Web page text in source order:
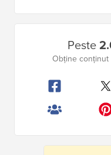
principală
Peste
Obține conținut